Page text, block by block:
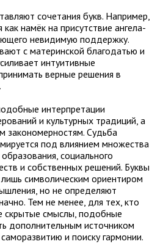
сочетания букв. Например,
намёк на присутствие ангела-
невидимую поддержку.
с материнской благодатью и
интуитивные
верные решения в
интерпретации
и культурных традиций, а
закономерностям. Судьба
под влиянием множества
социального
и собственных решений. Буквы
символическим ориентиром
но не определяют
Тем не менее, для тех, кто
скрытые смыслы, подобные
дополнительным источником
и поиску гармонии.